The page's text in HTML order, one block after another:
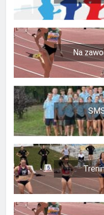
Na